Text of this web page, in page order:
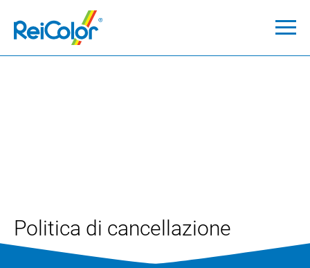
Politica di cancellazione